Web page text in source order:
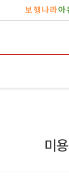
보행나라아
미